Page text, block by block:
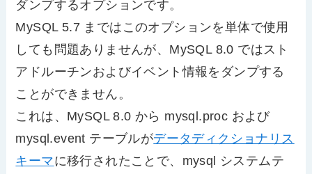
ダンプするオプションです。
MySQL 5.7 まではこのオプションを単体で使用
しても問題ありませんが、MySQL 8.0 ではスト
アドルーチンおよびイベント情報をダンプする
ことができません。
これは、MySQL 8.0 から mysql.proc および
mysql.event テーブルがデータディクショナリス
キーマに移行されたことで、mysql システムテ